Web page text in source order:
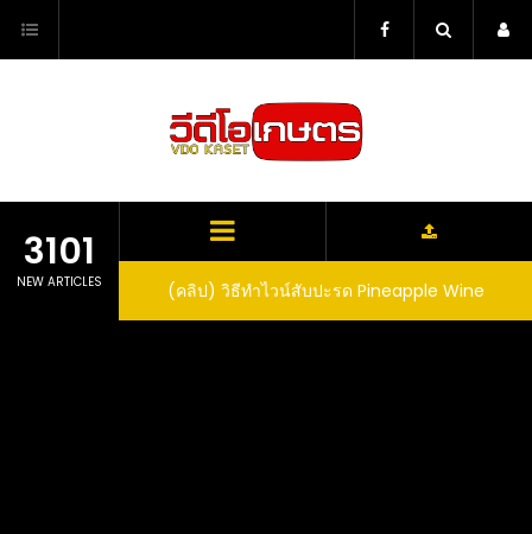
content
3101
NEW ARTICLES
ปในถัง จะได้ผล
expect that
(คลิป) วิธีทำไวน์สับปะรด Pineapple Wine